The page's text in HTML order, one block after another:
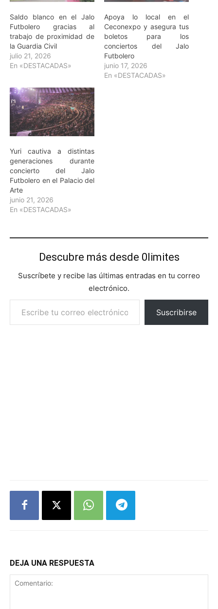
Saldo blanco en el Jalo
Futbolero gracias al
trabajo de proximidad de
la Guardia Civil
julio 21, 2026
En «DESTACADAS»
Apoya lo local en el
Ceconexpo y asegura tus
boletos para los
conciertos del Jalo
Futbolero
junio 17, 2026
En «DESTACADAS»
Yuri cautiva a distintas
generaciones durante
concierto del Jalo
Futbolero en el Palacio del
Arte
junio 21, 2026
En «DESTACADAS»
Descubre más desde 0limites
Suscríbete y recibe las últimas entradas en tu correo
electrónico.
Escribe tu correo electrónico…
Suscribirse
DEJA UNA RESPUESTA